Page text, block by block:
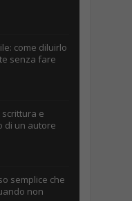
come diluirlo
senza fare
scrittura e
di un autore
semplice che
non